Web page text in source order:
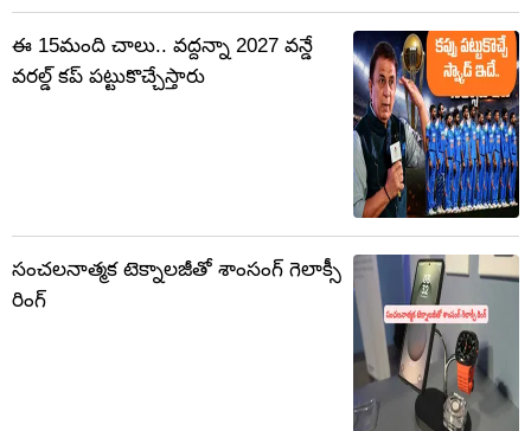
ఈ 15మంది చాలు.. వద్దన్నా 2027 వన్డే
వరల్డ్ కప్ పట్టుకొచ్చేస్తారు
సంచలనాత్మక టెక్నాలజీతో శాంసంగ్ గెలాక్సీ
రింగ్‌